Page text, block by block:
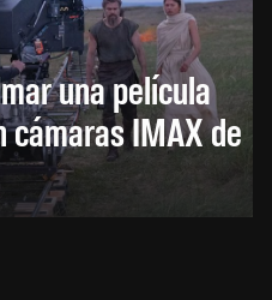
una película
IMAX de